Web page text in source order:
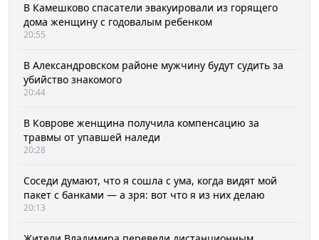
В Камешково спасатели эвакуировали из горящего
дома женщину с годовалым ребенком
20:55
В Александровском районе мужчину будут судить за
убийство знакомого
20:44
В Коврове женщина получила компенсацию за
травмы от упавшей наледи
20:28
Соседи думают, что я сошла с ума, когда видят мой
пакет с банками — а зря: вот что я из них делаю
20:13